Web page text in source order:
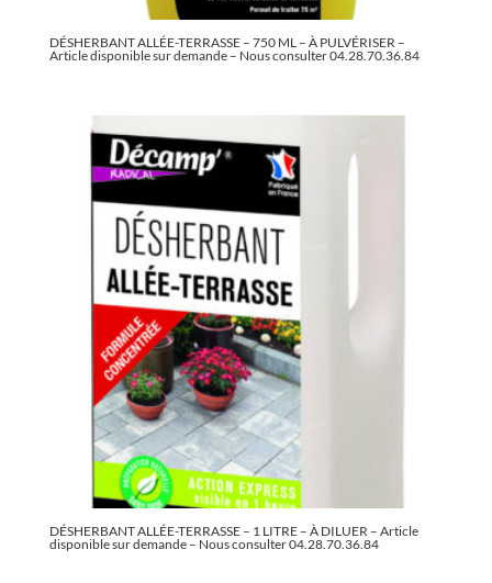
DÉSHERBANT ALLÉE-TERRASSE – 750 ML – À PULVÉRISER –
Article disponible sur demande – Nous consulter 04.28.70.36.84
DÉSHERBANT ALLÉE-TERRASSE – 1 LITRE – À DILUER – Article
disponible sur demande – Nous consulter 04.28.70.36.84